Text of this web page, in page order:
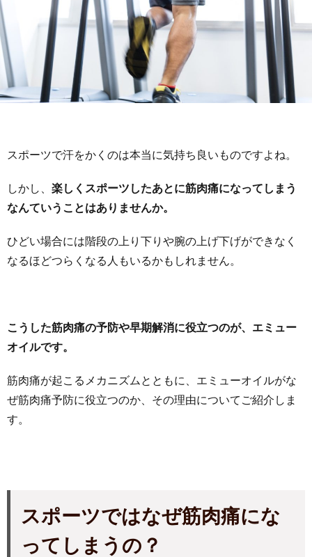
スポーツで汗をかくのは本当に気持ち良いものですよね。
しかし、 楽しくスポーツしたあとに筋肉痛になってしまう
なんていうことはありませんか。
ひどい場合には階段の上り下りや腕の上げ下げができなく
なるほどつらくなる人もいるかもしれません。
こうした筋肉痛の予防や早期解消に役立つのが、エミュー
オイルです。
筋肉痛が起こるメカニズムとともに、エミューオイルがな
ぜ筋肉痛予防に役立つのか、その理由についてご紹介しま
す。
スポーツではなぜ筋肉痛にな
ってしまうの？